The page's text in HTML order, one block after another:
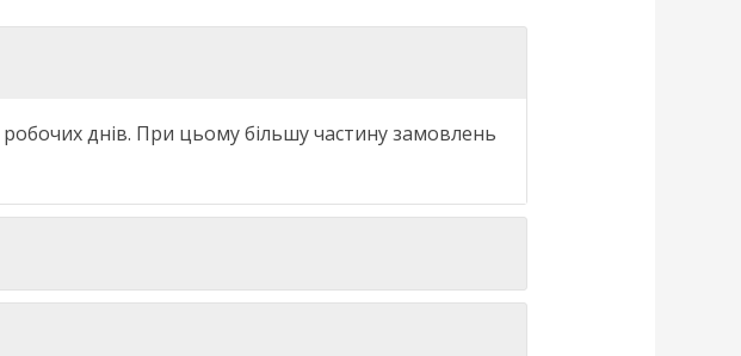
робочихднів. При цьомубільшу частинузамовлень